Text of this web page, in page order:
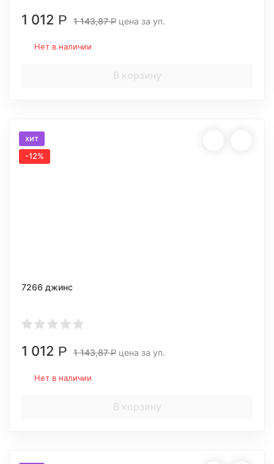
1 012 Р 1 143,87Р цена за уп.
Нет в наличии
В корзину
хит
-12%
7266 джинс
1 012 Р 1 143,87Р цена за уп.
Нет в наличии
В корзину